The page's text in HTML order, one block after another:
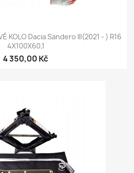
KOLO Dacia Sandero III(2021 - ) R16
4X100X60,1
4 350,00 Kč